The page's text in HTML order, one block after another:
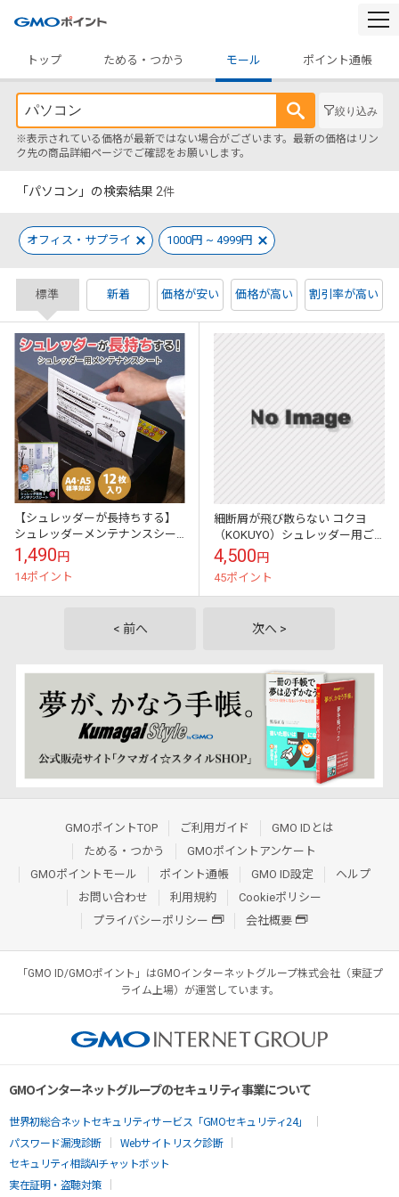
トップ
ためる・つかう モール ポイント通帳
絞り込み
※表示されている価格が最新ではない場合がございます。最新の価格はリン
ク先の商品詳細ページでご確認をお願いします。
「パソコン」の検索結果 2件
オフィス・サプライ 1000円 ~ 4999円
標準 新着 価格が安い 価格が高い 割引率が高い
【シュレッダーが長持ちする】
シュレッダーメンテナンスシー
ト ナカバヤシ NSE-MSA5【新
品】【送料無料】★
1,490円
14ポイント
細断屑が飛び散らない コクヨ
（KOKUYO）シュレッダー用ご
み袋Ｓ KPS-PFS60（静電気抑
制・エア抜き加工）100枚入り
4,500円
45ポイント
< 前へ 次へ >
GMOポイントTOP ご利用ガイド
GMO IDとは
ためる・つかう
GMOポイントアンケート
GMOポイントモール
ポイント通帳 GMO ID設定
ヘルプ
お問い合わせ
利用規約
Cookieポリシー
プライバシーポリシー
会社概要
「GMO ID/GMOポイント」はGMOインターネットグループ株式会社（東証プ
ライム上場）が運営しています。
GMOインターネットグループのセキュリティ事業について
世界初総合ネットセキュリティサービス「GMOセキュリティ24」
パスワード漏洩診断
Webサイトリスク診断
セキュリティ相談AIチャットボット
実在証明・盗聴対策